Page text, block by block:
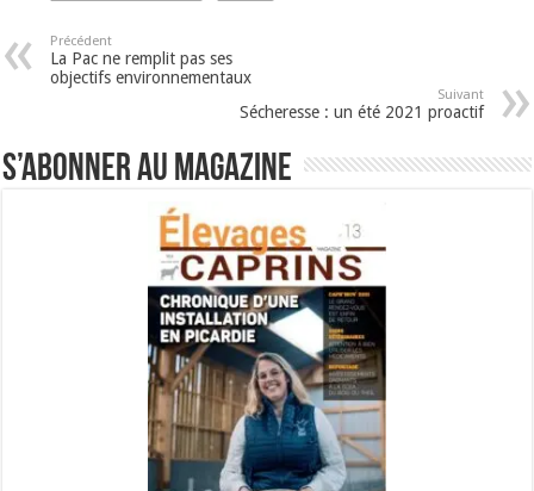
Précédent
La Pac ne remplit pas ses
objectifs environnementaux
Suivant
Sécheresse : un été 2021 proactif
S’abonner au magazine